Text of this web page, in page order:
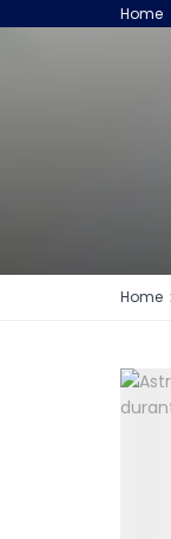
Home
Home